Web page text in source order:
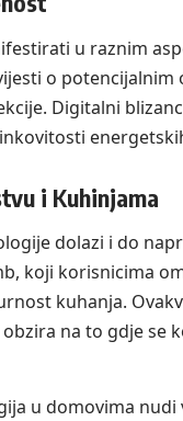
u raznim
o potencijalnim
Digitalni
i Kuhinjama
dolazi i do
koji korisnicima
kuhanja.
na to gdje se
u domovima